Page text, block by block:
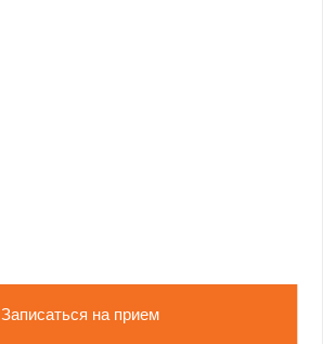
Записаться на прием